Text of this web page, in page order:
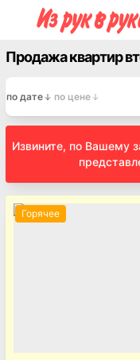
Продажа квартир
по дате по цене
Извините, по Вашему
Горячее